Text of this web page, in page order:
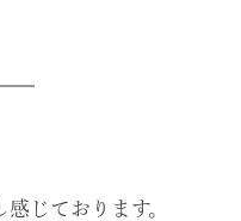
じております。